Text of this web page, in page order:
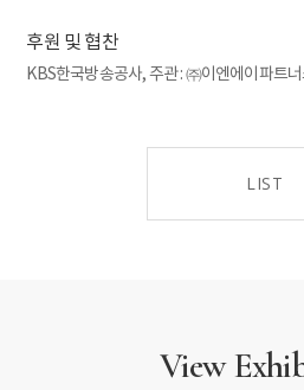
Community)는 민족에 대한 다른 표
서사의 상징으로 이해되는데, 그들은
아름다움을 찾아내려 노력한 모습을
사회에서 자본주의적 공업 국가로 변
스스로의 길을 찾으려는 시도들을 만
이미지들로부터 ‘무엇이 미술’이고, ‘
후원 및 협찬
KBS한국방송공사, 주관 : ㈜이엔에이파트
LIST
View